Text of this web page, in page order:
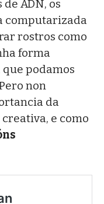
ADN, os
computarizada
rostros como
forma
podamos
non
da
e como